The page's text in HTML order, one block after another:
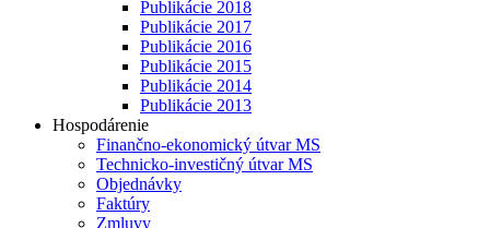
Publikácie 2018
Publikácie 2017
Publikácie 2016
Publikácie 2015
Publikácie 2014
Publikácie 2013
Hospodárenie
Finančno-ekonomický útvar MS
Technicko-investičný útvar MS
Objednávky
Faktúry
Zmluvy